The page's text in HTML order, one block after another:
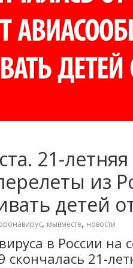
21-
из
детей
, мывместе, новости
в России на
скончалась 21-